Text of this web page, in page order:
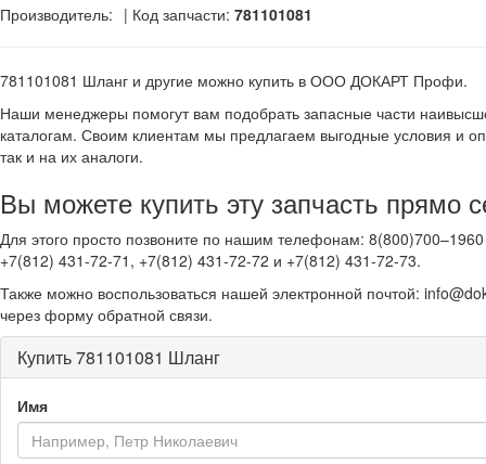
Производитель: | Код запчасти: 781101081
781101081 Шланг и другие можно купить в ООО ДОКАРТ Профи.
Наши менеджеры помогут вам подобрать запасные части
каталогам. Своим клиентам мы предлагаем выгодные условия и
так и на их аналоги.
Вы можете купить эту запчасть прямо
Для этого просто позвоните по нашим телефонам:
+7(812) 431-72-71, +7(812) 431-72-72 и +7(812) 431-72-73.
Также можно воспользоваться нашей электронной почтой:
через форму обратной связи.
Купить 781101081 Шланг
Имя